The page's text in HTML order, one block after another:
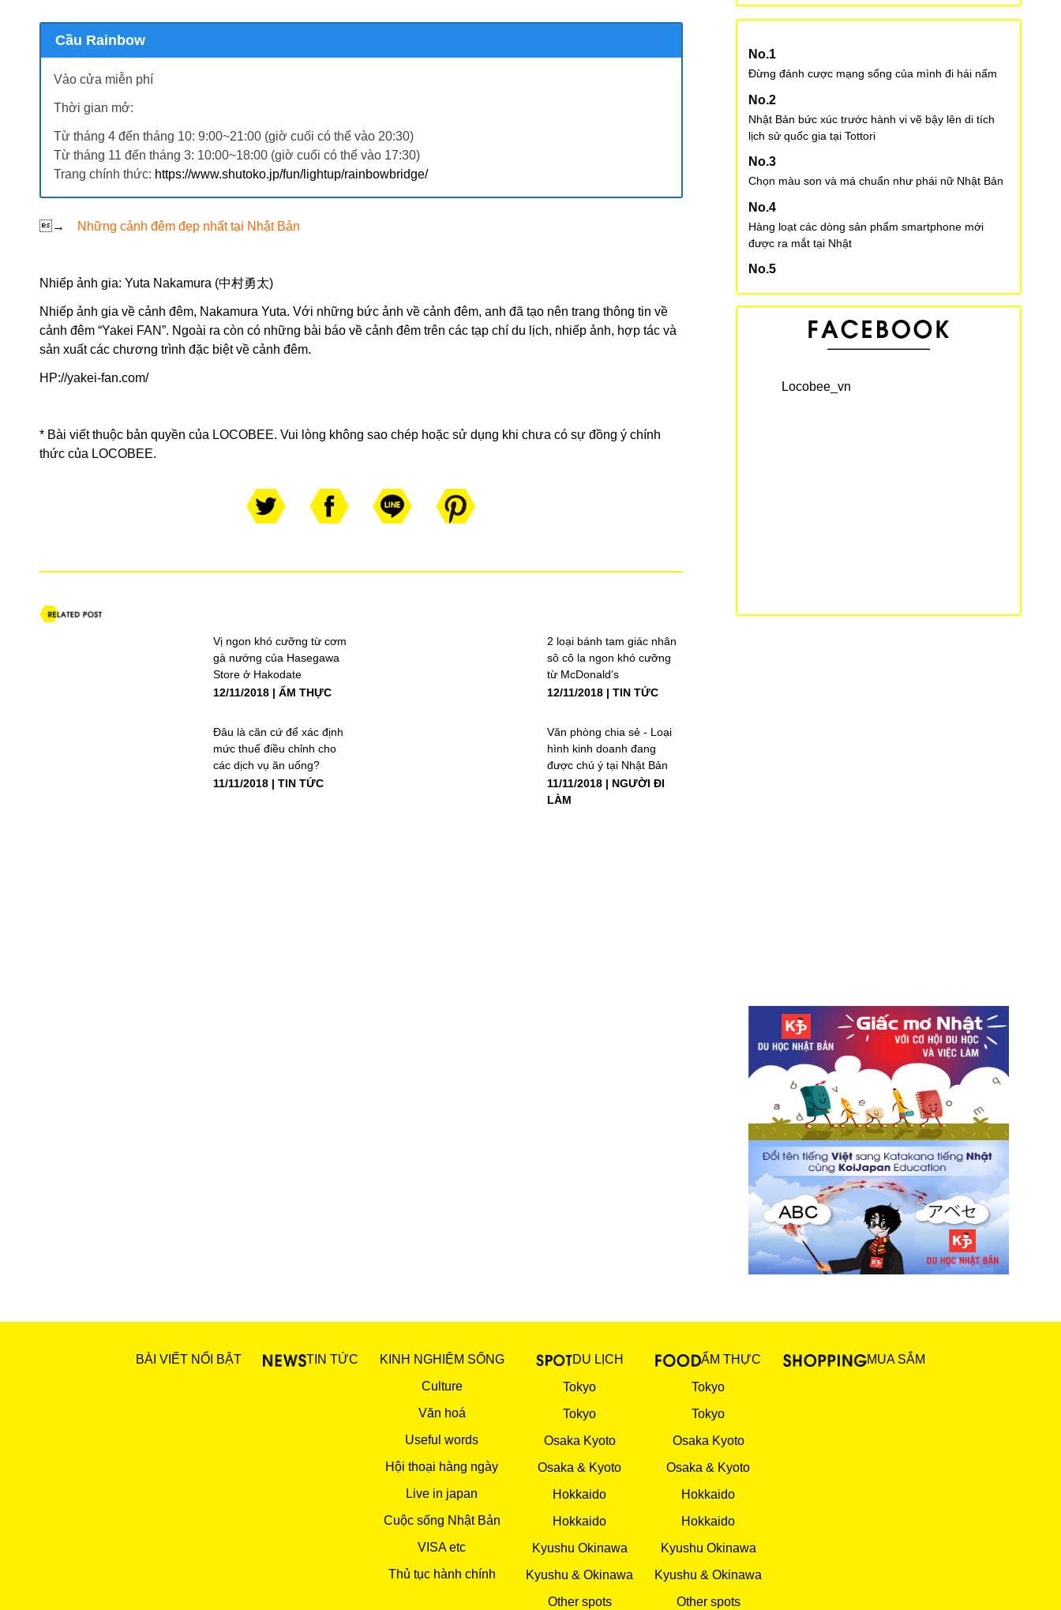
Cầu Rainbow
Vào cửa miễn phí
Thời gian mở:
Từ tháng 4 đến tháng 10: 9:00~21:00 (giờ cuối có thể vào 20:30)
Từ tháng 11 đến tháng 3: 10:00~18:00 (giờ cuối có thể vào 17:30)
Trang chính thức: https://www.shutoko.jp/fun/lightup/rainbowbridge/
→ Những cảnh đêm đẹp nhất tại NhậtBản
Nhiếp ảnh gia: Yuta Nakamura (中村勇太)
Nhiếp ảnh gia về cảnh đêm, Nakamura Yuta. Với những bức ảnh về cảnh đêm, anh đã tạo nên trang thông tin về
cảnh đêm “Yakei FAN”. Ngoài ra còn có những bài báo về cảnh đêm trên các tạp chí du lịch, nhiếp ảnh, hợp tác và
sản xuất các chương trình đặc biệt về cảnh đêm.
HP://yakei-fan.com/
* Bài viết thuộc bản quyền của LOCOBEE. Vui lòng không sao chép hoặc sử dụng khi chưa có sự đồng ý chính
thức của LOCOBEE.
Vị ngon khó cưỡng từ cơm
gà nướng của Hasegawa
Store ở Hakodate
12/11/2018
ẨM THỰC
2 loại bánh tam giác nhân
sô cô la ngon khó cưỡng
từ McDonald’s
12/11/2018
TIN TỨC
Đâu là căn cứ để xác định
mức thuế điều chỉnh cho
các dịch vụ ăn uống?
11/11/2018
TIN TỨC
Văn phòng chia sẻ - Loại
hình kinh doanh đang
được chú ý tại Nhật Bản
11/11/2018
NGƯỜI ĐI
LÀM
Đừng đánh cược mạng sống của mình đi hái nấm
Nhật Bản bức xúc trước hành vi vẽ bậy lên di tích
lịch sử quốc gia tại Tottori
Chọn màu son và má chuẩn như phái nữ Nhật Bản
Hàng loạt các dòng sản phẩm smartphone mới
được ra mắt tại Nhật
Kỉ lục Guinness thế giới về Tokoroten dài hơn 100m
Bí quyết sở hữu làn da căng đẹp như người Nhật
Locobee_vn
BÀI VIẾT NỔI BẬT TIN TỨC
KINH NGHIỆM SỐNG
Culture
Văn hoá
Useful words
Hội thoại hàng ngày
Live in japan
Cuộc sống Nhật Bản
VISA etc
Thủ tục hành chính
DU LỊCH
Tokyo
Tokyo
Osaka Kyoto
Osaka & Kyoto
Hokkaido
Hokkaido
Kyushu Okinawa
Kyushu & Okinawa
Other spots
ẨM THỰC
Tokyo
Tokyo
Osaka Kyoto
Osaka & Kyoto
Hokkaido
Hokkaido
Kyushu Okinawa
Kyushu & Okinawa
Other spots
MUA SẮM